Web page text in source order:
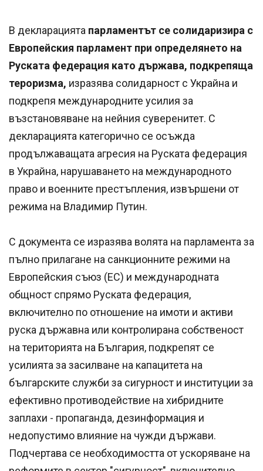
В декларацията парламентът се солидаризира с
Европейския парламент при определянето на
Руската федерация като държава, подкрепяща
тероризма, изразява солидарност с Украйна и
подкрепя международните усилия за
възстановяване на нейния суверенитет. С
декларацията категорично се осъжда
продължаващата агресия на Руската федерация
в Украйна, нарушаването на международното
право и военните престъпления, извършени от
режима на Владимир Путин.
С документа се изразява волята на парламента за
пълно прилагане на санкционните режими на
Европейския съюз (ЕС) и международната
общност спрямо Руската федерация,
включително по отношение на имоти и активи
руска държавна или контролирана собственост
на територията на България, подкрепят се
усилията за засилване на капацитета на
българските служби за сигурност и институции за
ефективно противодействие на хибридните
заплахи - пропаганда, дезинформация и
недопустимо влияние на чужди държави.
Подчертава се необходимостта от ускоряване на